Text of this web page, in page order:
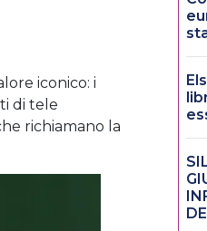
iconico: i
di tele
richiamano la